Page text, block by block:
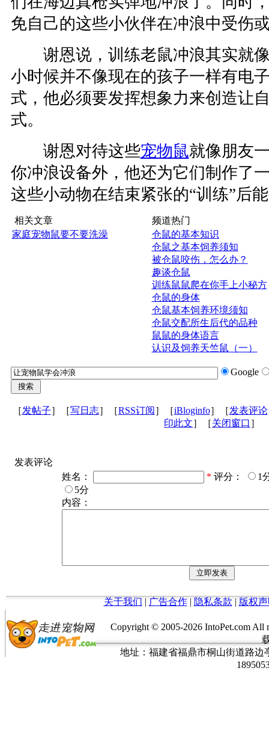
免自己的这些小伙伴在冲浪中受伤
谢恩说，训练老鼠冲浪其实就像
小时候并不像现在的孩子一样有电
式，他必须要发挥想象力来创造让
式。
谢恩对待这些宠物鼠就像朋友
你冲浪设备外，他还为它们制作了
这些小动物在结束紧张的“训练”后
相关文章
家庭宠物鼠要不要洗澡
频道热门
仓鼠的基本知识
仓鼠之基本饲养须知
被仓鼠咬伤，怎么办？
趣谈仓鼠
训练鼠鼠爬在你手上小秘方
仓鼠的身体
仓鼠基本饲养环境须知
仓鼠交配所生后代的品种
鼠鼠的身体语言
认识及饲养天竺鼠（一）
Google
［发帖子］［写日志］［RSS订阅 ］［iBloginfo］［发表评论
印此文］［关闭窗口 ］
发表评论
姓名：
* 评分：
1
5分
内容：
关于我们 | 广告合作| 隐私条款 | 版权
Copyright © 2005-2026 IntoPet.com
地址：福建省福鼎市桐山街道路边